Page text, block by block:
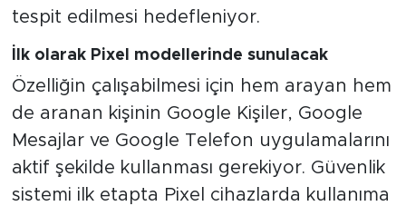
tespit edilmesi hedefleniyor.
İlk olarak Pixel modellerinde sunulacak
Özelliğin çalışabilmesi için hem arayan hem
de aranan kişinin Google Kişiler, Google
Mesajlar ve Google Telefon uygulamalarını
aktif şekilde kullanması gerekiyor. Güvenlik
sistemi ilk etapta Pixel cihazlarda kullanıma